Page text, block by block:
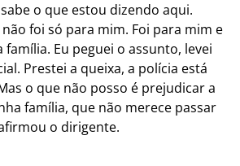
o que estou dizendo aqui.
foi só para mim. Foi para mim e
Eu peguei o assunto, levei
Prestei a queixa, a polícia está
o que não posso é prejudicar a
família, que não merece passar
o dirigente.